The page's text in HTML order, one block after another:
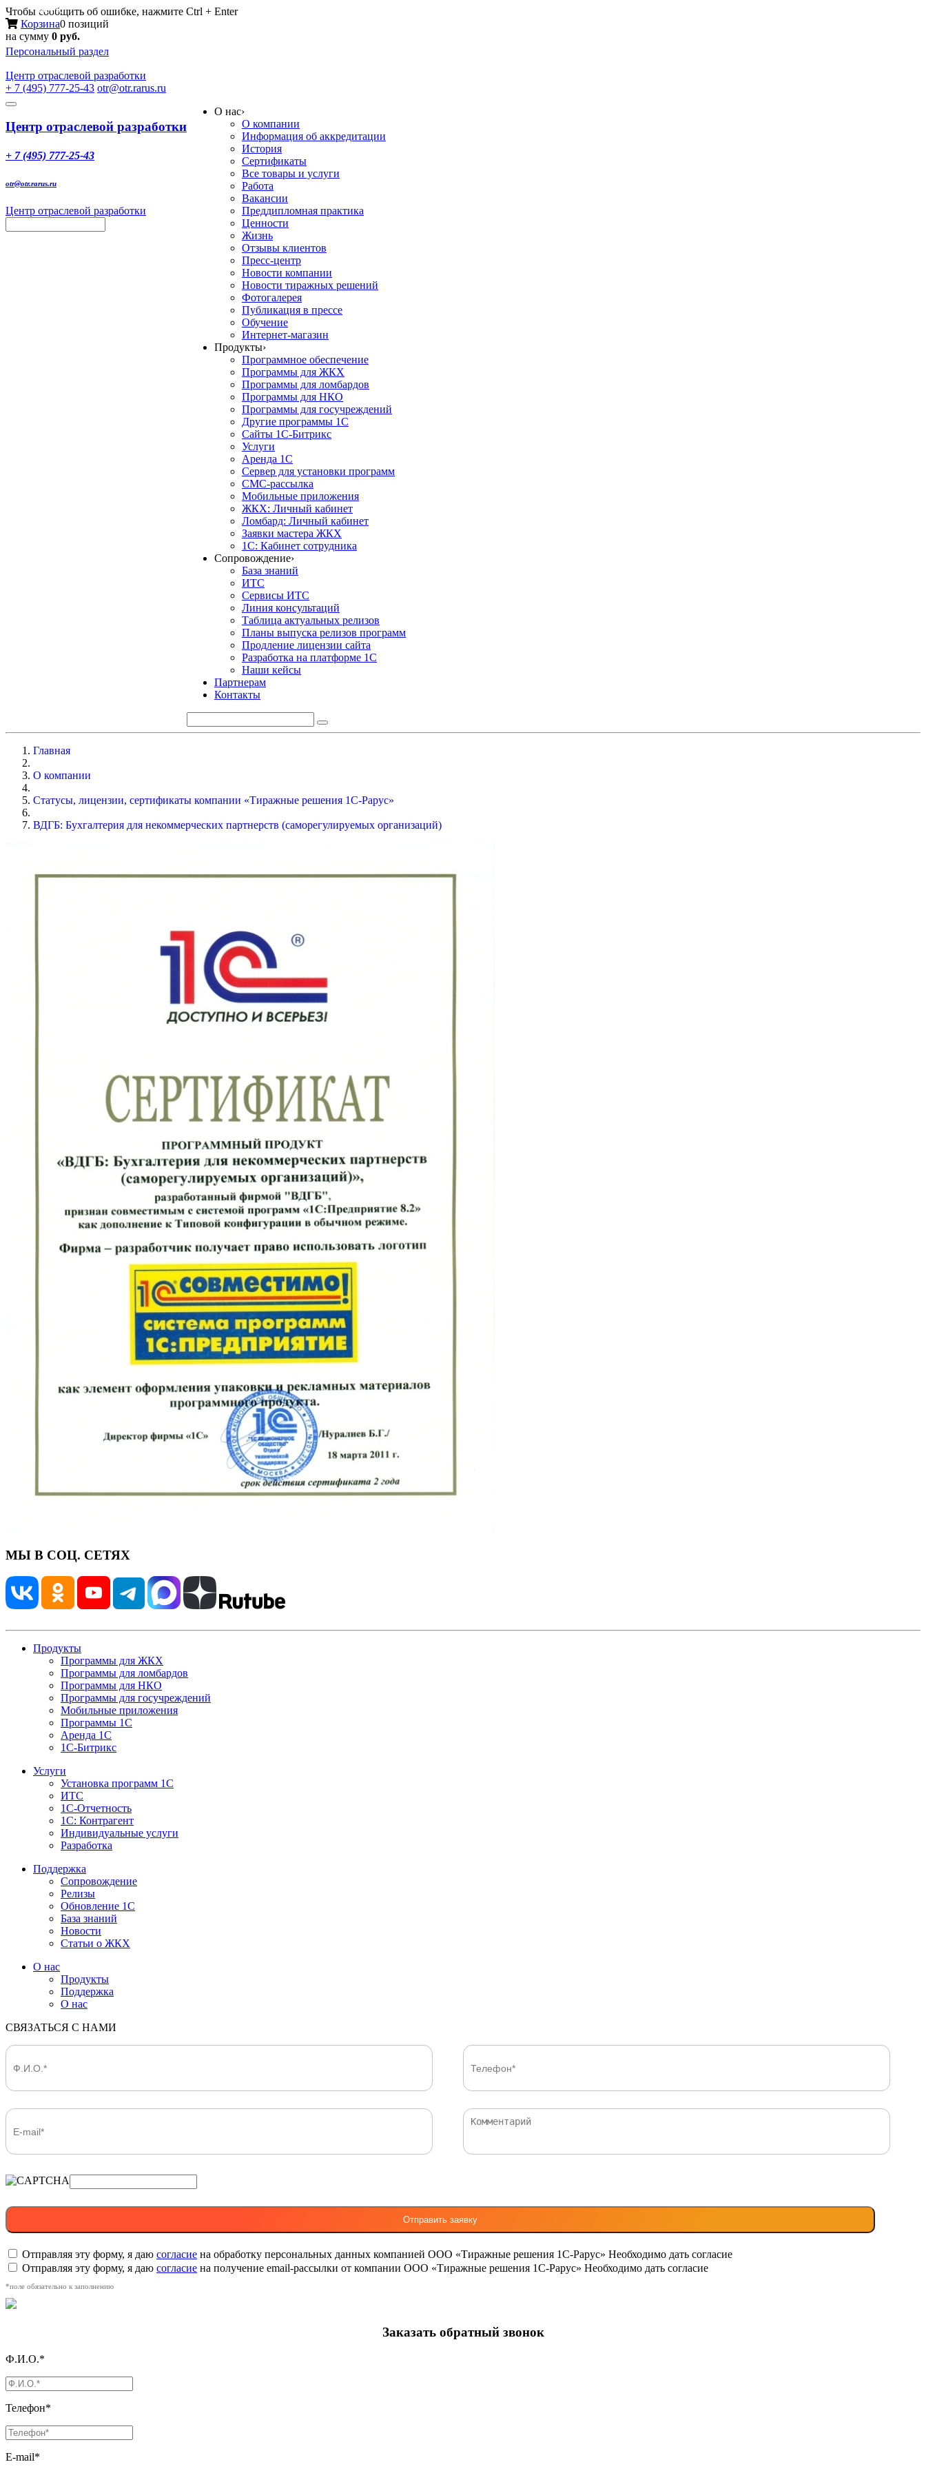
Чтобы сообщить об ошибке, нажмите Ctrl + Enter
Корзина0 позиций
на сумму 0 руб.
Персональный раздел
Центр отраслевой разработки
+ 7 (495) 777-25-43 otr@otr.rarus.ru
Toggle
Меню
Центр отраслевой разработки
+ 7 (495) 777-25-43
otr@otr.rarus.ru
Центр отраслевой разработки
О нас›
О компании
Информация об аккредитации
История
Сертификаты
Все товары и услуги
Работа
Вакансии
Преддипломная практика
Ценности
Жизнь
Отзывы клиентов
Пресс-центр
Новости компании
Новости тиражных решений
Фотогалерея
Публикация в прессе
Обучение
Интернет-магазин
Продукты›
Программное обеспечение
Программы для ЖКХ
Программы для ломбардов
Программы для НКО
Программы для госучреждений
Другие программы 1С
Сайты 1С-Битрикс
Услуги
Аренда 1С
Сервер для установки программ
СМС-рассылка
Мобильные приложения
ЖКХ: Личный кабинет
Ломбард: Личный кабинет
Заявки мастера ЖКХ
1С: Кабинет сотрудника
Сопровождение›
База знаний
ИТС
Сервисы ИТС
Линия консультаций
Таблица актуальных релизов
Планы выпуска релизов программ
Продление лицензии сайта
Разработка на платформе 1С
Наши кейсы
Партнерам
Контакты
Главная
О компании
Статусы, лицензии, сертификаты компании «Тиражные решения 1С-Рарус»
ВДГБ: Бухгалтерия для некоммерческих партнерств (саморегулируемых организаций)
МЫ В СОЦ. СЕТЯХ
Продукты
Программы для ЖКХ
Программы для ломбардов
Программы для НКО
Программы для госучреждений
Мобильные приложения
Программы 1С
Аренда 1С
1С-Битрикс
Услуги
Установка программ 1С
ИТС
1С-Отчетность
1С: Контрагент
Индивидуальные услуги
Разработка
Поддержка
Сопровождение
Релизы
Обновление 1С
База знаний
Новости
Статьи о ЖКХ
О нас
Продукты
Поддержка
О нас
СВЯЗАТЬСЯ С НАМИ
Отправляя эту форму, я даю согласие на обработку персональных данных компанией ООО «Тиражные решения 1С-Рарус» Необходимо дать согласие
Отправляя эту форму, я даю согласие на получение email-рассылки от компании ООО «Тиражные решения 1С-Рарус» Необходимо дать согласие
*поле обязательно к заполнению
Заказать обратный звонок
Ф.И.О.*
Телефон*
E-mail*